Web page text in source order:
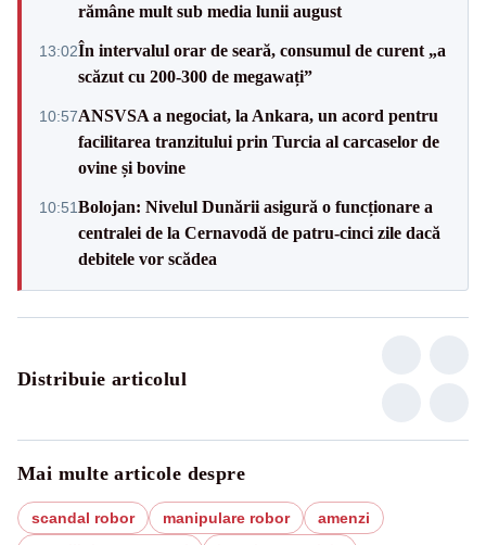
rămâne mult sub media lunii august
13:02În intervalul orar de seară, consumul de curent „a
scăzut cu 200-300 de megawați”
10:57ANSVSA a negociat, la Ankara, un acord pentru
facilitarea tranzitului prin Turcia al carcaselor de
ovine și bovine
10:51Bolojan: Nivelul Dunării asigură o funcționare a
centralei de la Cernavodă de patru-cinci zile dacă
debitele vor scădea
Distribuie articolul
Mai multe articole despre
scandal robor manipulare robor
amenzi